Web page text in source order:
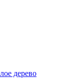
дерево